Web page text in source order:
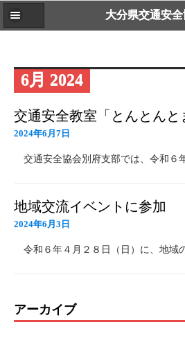
大分県交通安
6月 2024
交通安全教室「とんとんと
2024年6月7日
交通安全協会別府支部では、令和６
地域交流イベントに参加
2024年6月3日
令和６年４月２８日（日）に、地域
アーカイブ